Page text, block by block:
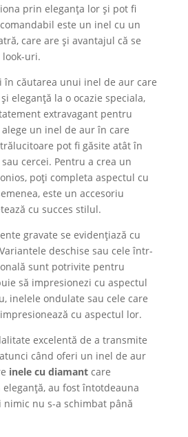
prin eleganța lor și pot fi
este un inel cu un
care are și avantajul că se
uri.
în căutarea unui inel de aur care
eleganță la o ocazie speciala,
extravagant pentru
un inel de aur în care
pot fi găsite atât în
cercei. Pentru a crea un
poți completa aspectul cu
este un accesoriu
cu succes stilul.
gravate se evidențiază cu
deschise sau cele într-
sunt potrivite pentru
să impresionezi cu aspectul
inelele ondulate sau cele care
cu aspectul lor.
excelentă de a transmite
când oferi un inel de aur
inele cu diamantcare
au fost întotdeauna
nu s-a schimbat până